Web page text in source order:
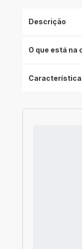
Descrição
O que está na